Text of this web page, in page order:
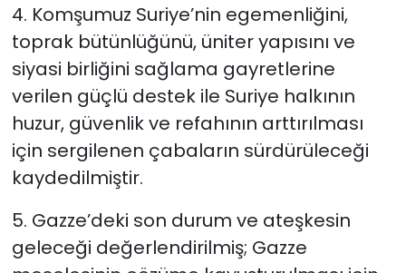
4. Komşumuz Suriye’nin egemenliğini,
toprak bütünlüğünü, üniter yapısını ve
siyasi birliğini sağlama gayretlerine
verilen güçlü destek ile Suriye halkının
huzur, güvenlik ve refahının arttırılması
için sergilenen çabaların sürdürüleceği
kaydedilmiştir.
5. Gazze’deki son durum ve ateşkesin
geleceği değerlendirilmiş; Gazze